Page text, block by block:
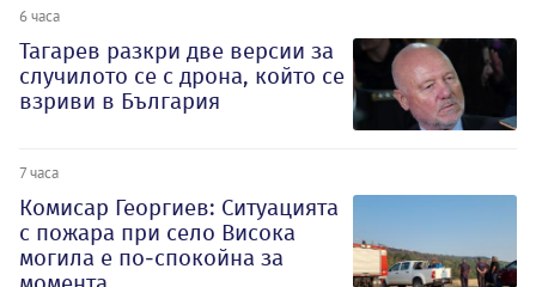
6 часа
Тагарев разкри две версии за
случилото се с дрона, който се
взриви в България
7 часа
Комисар Георгиев: Ситуацията
с пожара при село Висока
могила е по-спокойна за